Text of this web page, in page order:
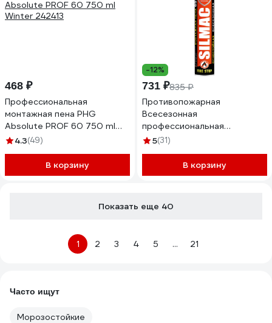
468 ₽
Профессиональная
монтажная пена PHG
Absolute PROF 60 750 ml
Winter 242413
4.3(49)
В корзину
-12%
731 ₽835 ₽
Противопожарная
Всесезонная
профессиональная
монтажная пена SILMAC B1,
0007/117/735
5(31)
В корзину
Показать еще 40
1 2 3 4 5 ... 21
Часто ищут
Морозостойкие